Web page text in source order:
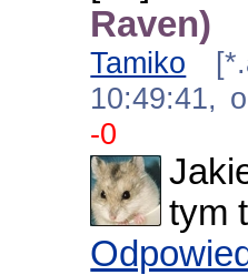
Raven)
Tamiko
10:49:41,
-0
tym